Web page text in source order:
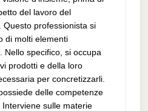
del lavoro del
professionista si
di molti elementi
Nello specifico, si occupa
prodotti e della loro
per concretizzarli.
delle competenze
sulle materie